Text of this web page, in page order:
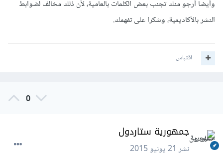
وأيضا أرجو منك تجنب بعض الكلمات بالعامية، لأن ذلك مخالف لضوابط
النشر بالأكاديمية، وشكرا على تفهمك.
اقتباس
0
جمهورية ستاردول
نشر21 يونيو 2015